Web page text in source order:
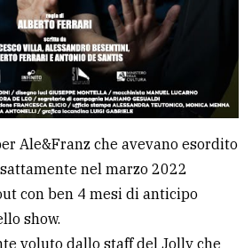
Ale&Franz che avevano esordito
nel marzo 2022
con ben 4 mesi di anticipo
show.
voluto dallo staff del Jolly che